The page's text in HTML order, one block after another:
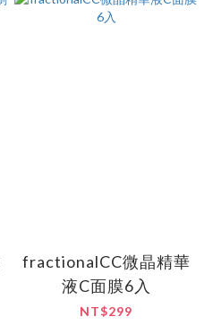
fractionalCC微晶精華
液C面膜6入
NT$299